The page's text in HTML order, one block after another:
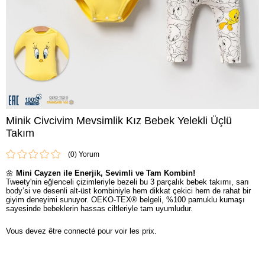
Minik Civcivim Mevsimlik Kız Bebek Yelekli Üçlü
Takım
(0)
🌼 Mini Cayzen ile Enerjik, Sevimli ve Tam Kombin!
Tweety'nin eğlenceli çizimleriyle bezeli bu 3 parçalık bebek takımı, sarı
body’si ve desenli alt-üst kombiniyle hem dikkat çekici hem de rahat bir
giyim deneyimi sunuyor. OEKO-TEX® belgeli, %100 pamuklu kumaşı
sayesinde bebeklerin hassas ciltleriyle tam uyumludur.
Vous devez être connecté pour voir les prix.